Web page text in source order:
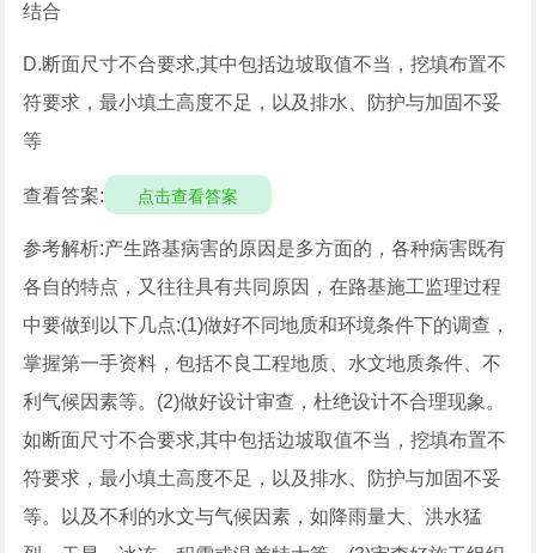
结合
D.断面尺寸不合要求,其中包括边坡取值不当，挖填布置不
符要求，最小填土高度不足，以及排水、防护与加固不妥
等
查看答案: 点击查看答案
参考解析:产生路基病害的原因是多方面的，各种病害既有
各自的特点，又往往具有共同原因，在路基施工监理过程
中要做到以下几点:(1)做好不同地质和环境条件下的调查，
掌握第一手资料，包括不良工程地质、水文地质条件、不
利气候因素等。(2)做好设计审查，杜绝设计不合理现象。
如断面尺寸不合要求,其中包括边坡取值不当，挖填布置不
符要求，最小填土高度不足，以及排水、防护与加固不妥
等。以及不利的水文与气候因素，如降雨量大、洪水猛